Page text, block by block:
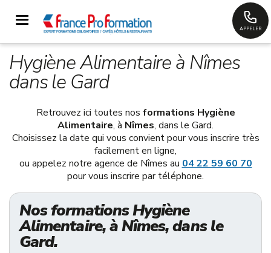
APPELER
Hygiène Alimentaire à Nîmes
dans le Gard
Retrouvez ici toutes nos formations Hygiène
Alimentaire, à Nîmes, dans le Gard.
Choisissez la date qui vous convient pour vous inscrire très
facilement en ligne,
ou appelez notre agence de Nîmes au 04 22 59 60 70
pour vous inscrire par téléphone.
Nos formations Hygiène
Alimentaire, à Nîmes, dans le
Gard.